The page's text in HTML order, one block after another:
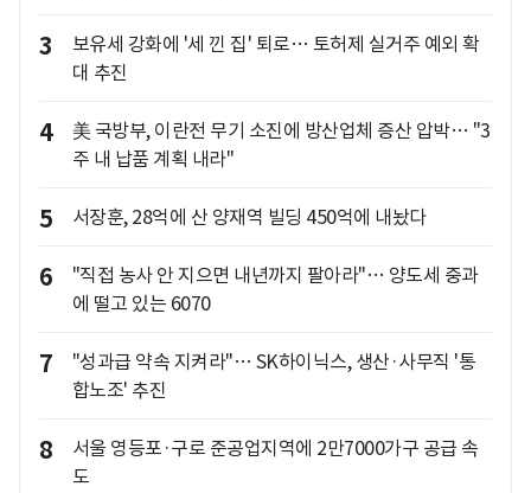
3
보유세 강화에 '세 낀 집' 퇴로… 토허제 실거주 예외 확
대 추진
4
美 국방부, 이란전 무기 소진에 방산업체 증산 압박… "3
주 내 납품 계획 내라"
5 서장훈, 28억에 산 양재역 빌딩 450억에 내놨다
6
"직접 농사 안 지으면 내년까지 팔아라"… 양도세 중과
에 떨고 있는 6070
7
"성과급 약속 지켜라"… SK하이닉스, 생산·사무직 '통
합노조' 추진
8
서울 영등포·구로 준공업지역에 2만7000가구 공급 속
도